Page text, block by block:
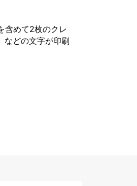
含めて2枚のクレ
どの文字が印刷